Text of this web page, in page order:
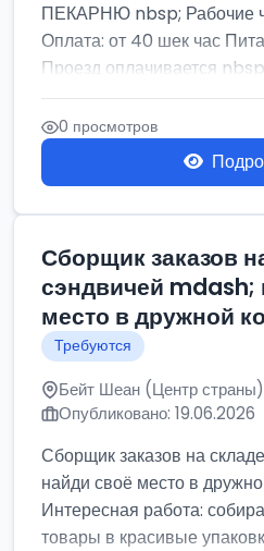
ПЕКАРНЮ nbsp; Рабочие
Оплата: от 40 шек час
Проезд оплачивается
бумага,...
0 просмотров
Сборщик заказов
сэндвичей mdash;
место в дружной
Требуются
Бейт Шеан (Центр страны)
Опубликовано: 19.06.2026
Сборщик заказов на
найди своё место в
Интересная работа:
товары в красивые